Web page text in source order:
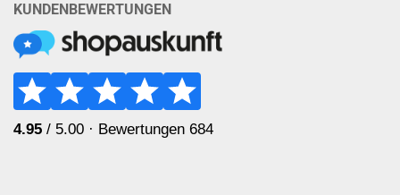
KUNDENBEWERTUNGEN